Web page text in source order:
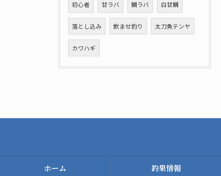
初心者 甘ラバ 鯛ラバ 白甘鯛
落とし込み 飲ませ釣り 太刀魚テンヤ
カワハギ
ホーム 釣果情報